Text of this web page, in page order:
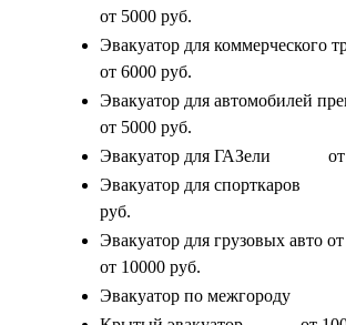
от 5000 руб.
Эвакуатор для коммерческого
от 6000 руб.
Эвакуатор для автомобилей
от 5000 руб.
Эвакуатор для ГАЗели
Эвакуатор для спорткаров
руб.
Эвакуатор для грузовых авто
от 10000 руб.
Эвакуатор по межгороду